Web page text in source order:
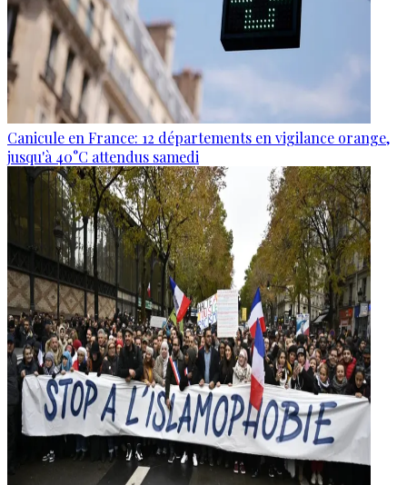
Canicule en France: 12 départements en vigilance orange,
jusqu'à 40°C attendus samedi